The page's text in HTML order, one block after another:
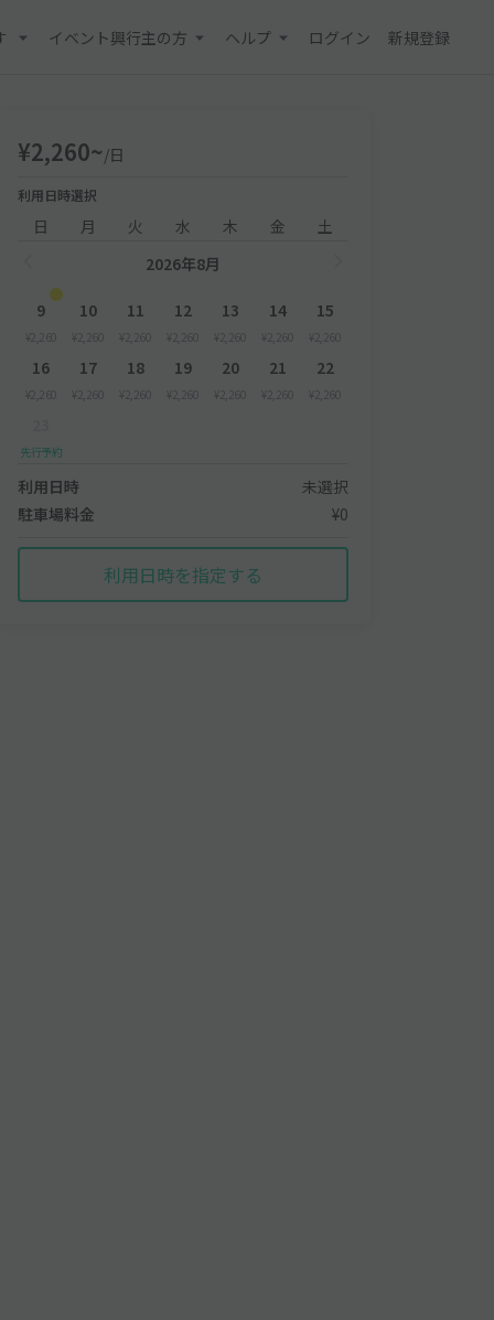
イベント興行主の方 ヘルプ ログイン 新規登録
¥2,260~/日
利用日時選択
日 月 火 水 木 金
土
2026年8月
9
¥2,260
10
¥2,260
11
¥2,260
12
¥2,260
13
¥2,260
14
¥2,260
15
¥2,260
16
¥2,260
17
¥2,260
18
¥2,260
19
¥2,260
20
¥2,260
21
¥2,260
22
¥2,260
先行予約
利用日時
未選択
駐車場料金
¥0
利用日時を指定する